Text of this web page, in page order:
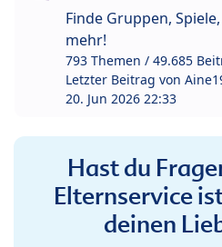
Finde Gruppen,
mehr!
793 Themen / 49.685
Letzter Beitrag von
20. Jun 2026 22:33
Hast du
Elternservice
deinen